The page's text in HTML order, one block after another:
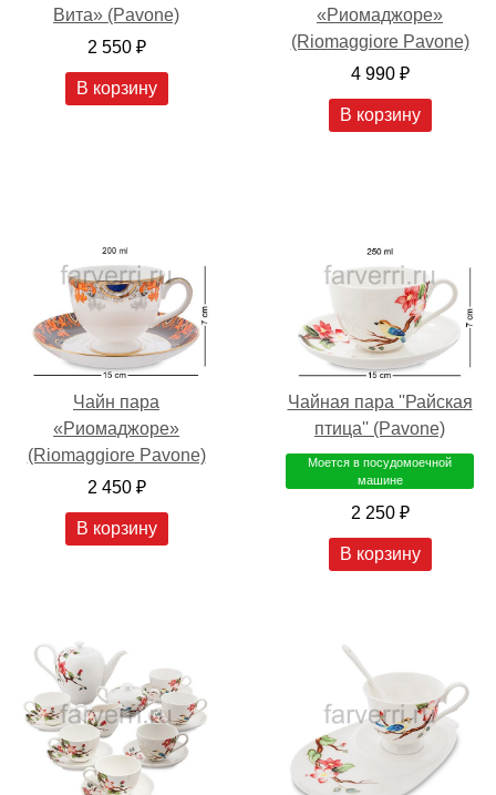
Вита» (Pavone)
2 550 ₽
В корзину
«Риомаджоре»
(Riomaggiore Pavone)
4 990 ₽
В корзину
Чайн пара
«Риомаджоре»
(Riomaggiore Pavone)
2 450 ₽
В корзину
Чайная пара ''Райская
птица'' (Pavone)
Моется в посудомоечной
машине
2 250 ₽
В корзину